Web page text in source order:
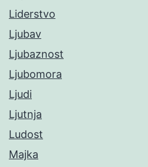
Liderstvo
Ljubav
Ljubaznost
Ljubomora
Ljudi
Ljutnja
Ludost
Majka